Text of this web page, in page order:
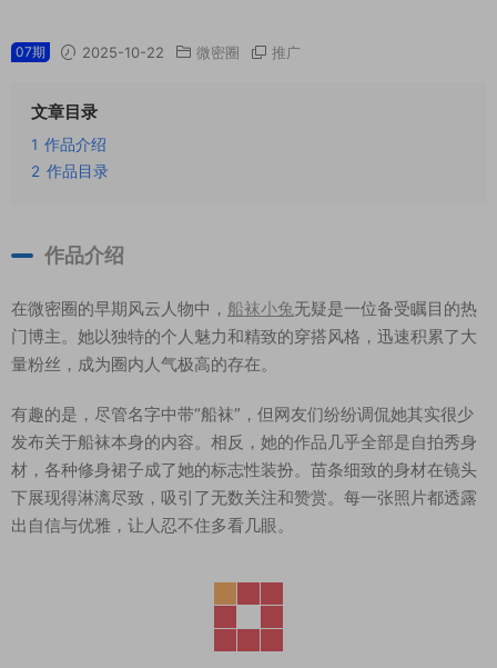
07期 2025-10-22 微密圈 推广
文章目录
1 作品介绍
2 作品目录
作品介绍
在微密圈的早期风云人物中， 船袜小兔无疑是一位备受瞩目的热
门博主。她以独特的个人魅力和精致的穿搭风格，迅速积累了大
量粉丝，成为圈内人气极高的存在。
有趣的是，尽管名字中带“船袜”，但网友们纷纷调侃她其实很少
发布关于船袜本身的内容。相反，她的作品几乎全部是自拍秀身
材，各种修身裙子成了她的标志性装扮。苗条细致的身材在镜头
下展现得淋漓尽致，吸引了无数关注和赞赏。每一张照片都透露
出自信与优雅，让人忍不住多看几眼。